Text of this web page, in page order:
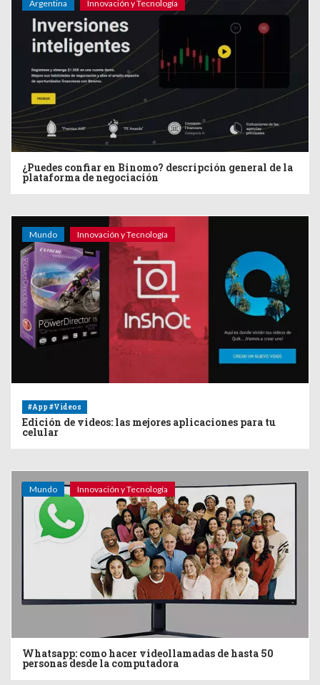
Argentina Innovación y Tecnología
¿Puedes confiar en Binomo? descripción general de la
plataforma de negociación
Mundo Innovación y Tecnología
#App #Videos
Edición de videos: las mejores aplicaciones para tu
celular
Mundo Innovación y Tecnología
Whatsapp: como hacer videollamadas de hasta 50
personas desde la computadora